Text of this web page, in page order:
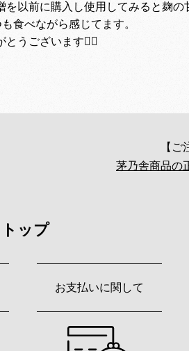
を以前に購入し使用してみると麹の
食べながら感じてます。
うございます🙇‍♀️
【ご
茅乃舎商品の
ップ
お支払いに関して